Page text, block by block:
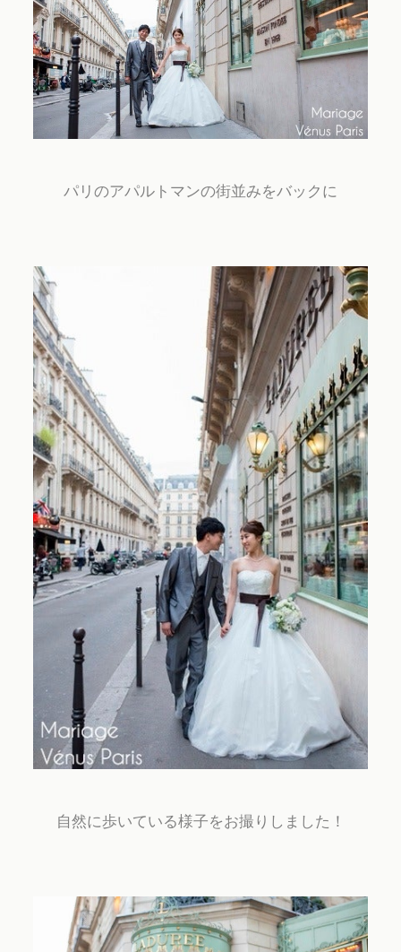
パリのアパルトマンの街並みをバックに
自然に歩いている様子をお撮りしました！